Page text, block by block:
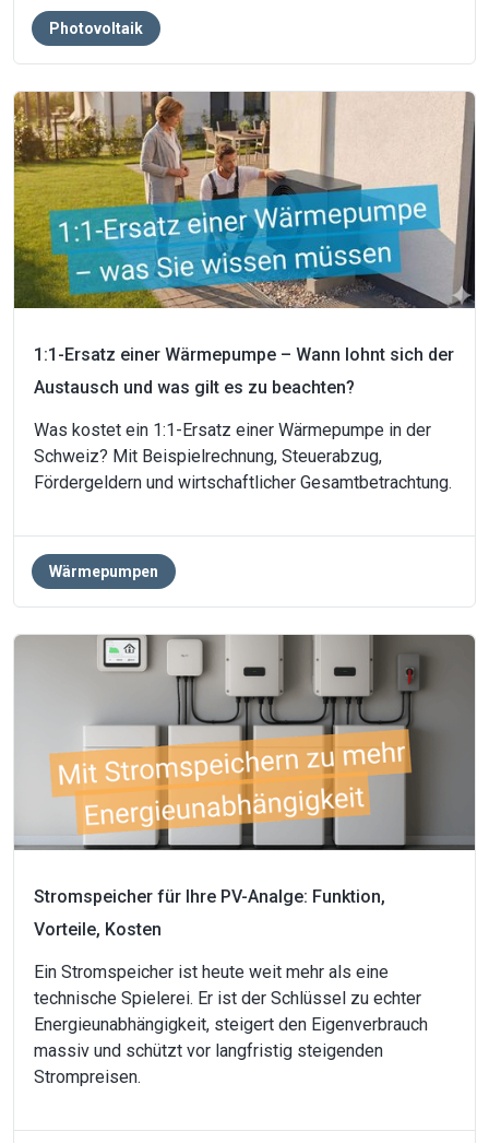
Photovoltaik
1:1-Ersatz einer Wärmepumpe – Wann lohnt sich der
Austausch und was gilt es zu beachten?
Was kostet ein 1:1-Ersatz einer Wärmepumpe in der
Schweiz? Mit Beispielrechnung, Steuerabzug,
Fördergeldern und wirtschaftlicher Gesamtbetrachtung.
Wärmepumpen
Stromspeicher für Ihre PV-Analge: Funktion,
Vorteile, Kosten
Ein Stromspeicher ist heute weit mehr als eine
technische Spielerei. Er ist der Schlüssel zu echter
Energieunabhängigkeit, steigert den Eigenverbrauch
massiv und schützt vor langfristig steigenden
Strompreisen.